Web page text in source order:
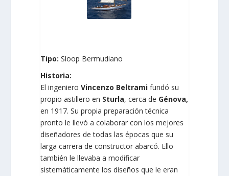
Tipo: Sloop Bermudiano
Historia:
El ingeniero Vincenzo Beltrami fundó su
propio astillero en Sturla, cerca de Génova,
en 1917. Su propia preparación técnica
pronto le llevó a colaborar con los mejores
diseñadores de todas las épocas que su
larga carrera de constructor abarcó. Ello
también le llevaba a modificar
sistemáticamente los diseños que le eran